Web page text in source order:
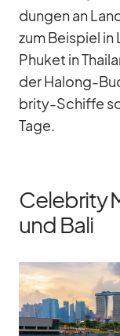
dun­gen an
zum Bei­spiel
Phu­ket in
der Ha­long-
brity-Schiffe
Tage.
Celebrity
und Bali